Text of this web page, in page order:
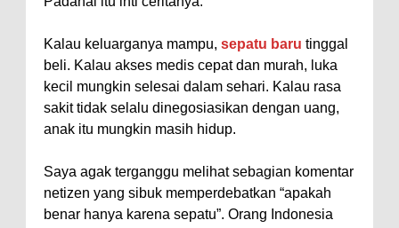
Kalau keluarganya mampu, sepatu baru tinggal
beli. Kalau akses medis cepat dan murah, luka
kecil mungkin selesai dalam sehari. Kalau rasa
sakit tidak selalu dinegosiasikan dengan uang,
anak itu mungkin masih hidup.
Saya agak terganggu melihat sebagian komentar
netizen yang sibuk memperdebatkan “apakah
benar hanya karena sepatu”. Orang Indonesia